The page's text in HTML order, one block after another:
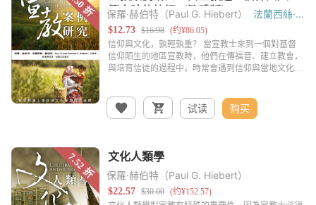
保羅·赫伯特（Paul G. Hiebert）
法蘭西絲·
赫伯特（Frances F. Hiebert）
试读 购买
保羅·赫伯特（Paul G. Hiebert）